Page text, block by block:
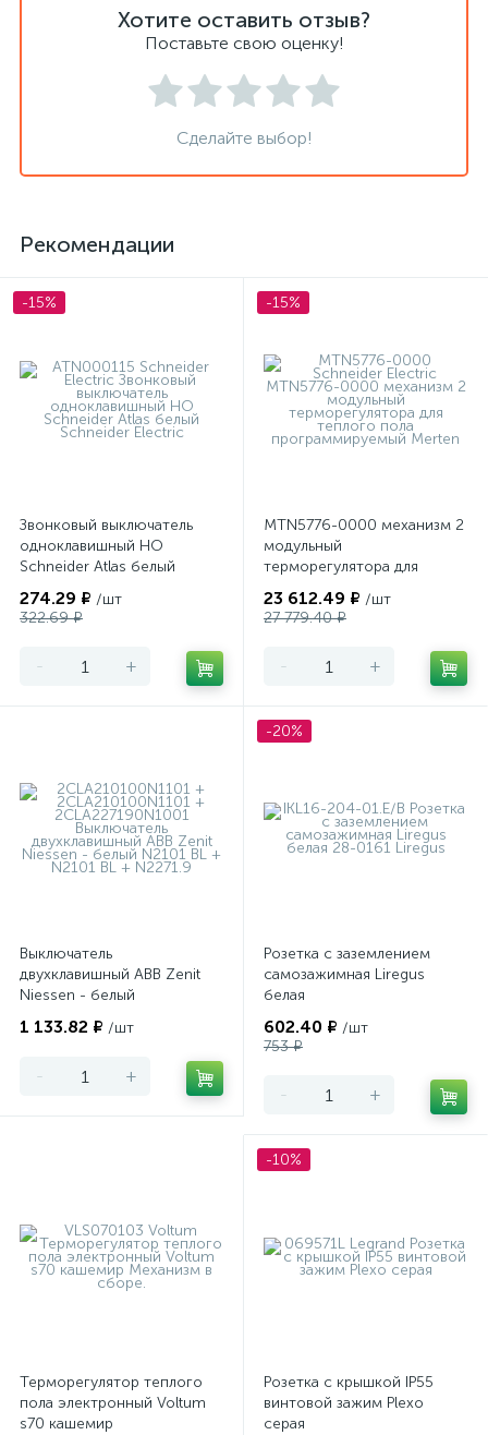
Хотите оставить отзыв?
Поставьте свою оценку!
Сделайте выбор!
Рекомендации
-15%
Звонковый выключатель
одноклавишный НО
Schneider Atlas белый
274.29 ₽ /шт
322.69 ₽
- +
-15%
MTN5776-0000 механизм 2
модульный
терморегулятора для
программируемый Merten
23 612.49 ₽ /шт
27 779.40 ₽
- +
Выключатель
двухклавишный ABB Zenit
Niessen - белый
1 133.82 ₽ /шт
- +
-20%
Розетка с заземлением
самозажимная Liregus
белая
602.40 ₽ /шт
753 ₽
- +
Терморегулятор теплого
пола электронный Voltum
s70 кашемир
-10%
Розетка с крышкой IP55
винтовой зажим Plexo
серая